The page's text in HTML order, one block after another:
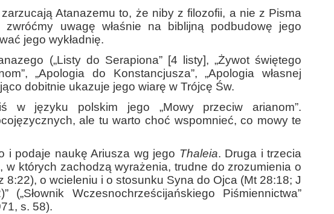
Atanazemu to, że niby z filozofii, a nie z Pisma
uwagę właśnie na biblijną podbudowę jego
jego wykładnię.
(„Listy do Serapiona” [4 listy], „Żywot świętego
„Apologia do Konstancjusza”, „Apologia własnej
dobitnie ukazuje jego wiarę w Trójcę Św.
języku polskim jego „Mowy przeciw arianom”.
ale tu warto choć wspomnieć, co mowy te
i podaje naukę Ariusza wg jego Thaleia. Druga i trzecia
których zachodzą wyrażenia, trudne do zrozumienia o
o wcieleniu i o stosunku Syna do Ojca (Mt 28:18; J
Wczesnochrześcijańskiego Piśmiennictwa”
s. 58).